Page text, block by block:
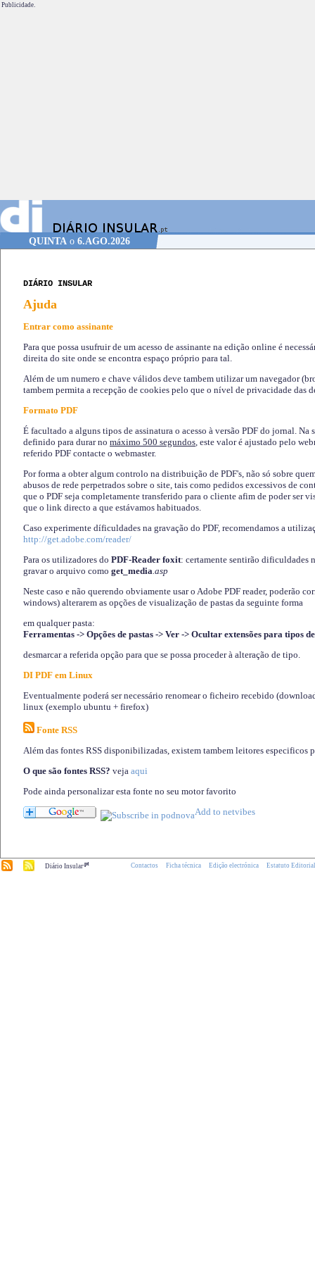
Publicidade.
QUINTAo 6.AGO.2026
DIÁRIO INSULAR
Ajuda
Entrar como assinante
Para que possa usufruir de um acesso de assinante na edição online é
direita do site onde se encontra espaço próprio para tal.
Além de um numero e chave válidos deve tambem utilizar um navegador
tambem permita a recepção de cookies pelo que o nível de privacidade das
Formato PDF
É facultado a alguns tipos de assinatura o acesso à versão PDF do jornal. Na
definido para durar no máximo 500 segundos, este valor é ajustado pelo
referido PDF contacte o webmaster.
Por forma a obter algum controlo na distribuição de PDF's, não só sobre
abusos de rede perpetrados sobre o site, tais como pedidos excessivos de
que o PDF seja completamente transferido para o cliente afim de poder ser
que o link directo a que estávamos habituados.
Caso experimente díficuldades na gravação do PDF, recomendamos a
http://get.adobe.com/reader/
Para os utilizadores do PDF-Reader foxit: certamente sentirão dificuldades
gravar o arquivo como get_media.asp
Neste caso e não querendo obviamente usar o Adobe PDF reader, poderão
windows) alterarem as opções de visualização de pastas da seguinte forma
em qualquer pasta:
Ferramentas -> Opções de pastas -> Ver -> Ocultar extensões para tipos
desmarcar a referida opção para que se possa proceder à alteração de tipo.
DI PDF em Linux
Eventualmente poderá ser necessário renomear o ficheiro recebido
linux (exemplo ubuntu + firefox)
Fonte RSS
Além das fontes RSS disponibilizadas, existem tambem leitores especificos
O que são fontes RSS? veja aqui
Pode ainda personalizar esta fonte no seu motor favorito
Diário Insular.pt Contactos Ficha técnica Edição electrónica Estatuto Editorial